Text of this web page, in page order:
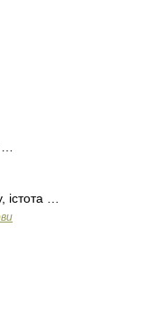
…